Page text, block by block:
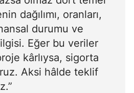
dağılımı, oranları,
durumu ve
Eğer bu veriler
kârlıysa, sigorta
Aksi hâlde teklif